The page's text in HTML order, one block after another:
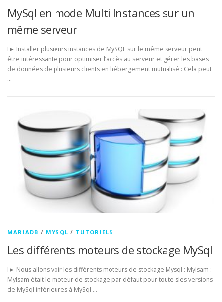
MySql en mode Multi Instances sur un
même serveur
I► Installer plusieurs instances de MySQL sur le même serveur peut
être intéressante pour optimiser l’accès au serveur et gérer les bases
de données de plusieurs clients en hébergement mutualisé : Cela peut
…
MARIADB / MYSQL / TUTORIELS
Les différents moteurs de stockage MySql
I► Nous allons voir les différents moteurs de stockage Mysql : MyIsam :
MyIsam était le moteur de stockage par défaut pour toute sles versions
de MySql inférieures à MySql …